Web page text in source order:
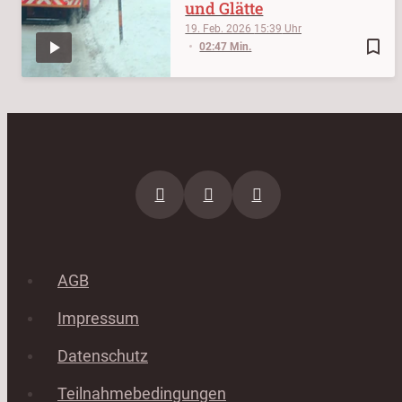
bookmark_border
19. Feb. 2026 15:39
02:47 Min.
und Glätte
AGB
Impressum
Datenschutz
Teilnahmebedingungen